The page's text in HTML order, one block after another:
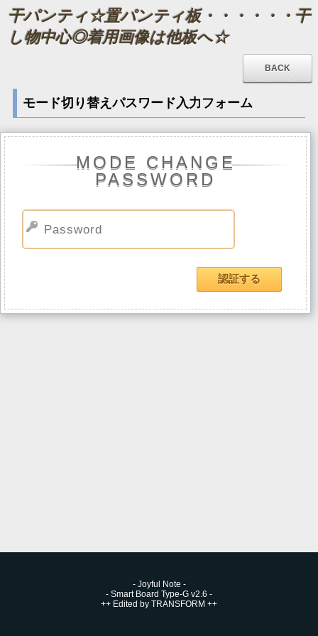
干パンティ☆置パンティ板・・・・・・干
し物中心◎着用画像は他板へ☆
BACK
モード切り替えパスワード入力フォーム
MODE CHANGE
PASSWORD
- Joyful Note -
- Smart Board Type-G v2.6 -
++ Edited by TRANSFORM ++